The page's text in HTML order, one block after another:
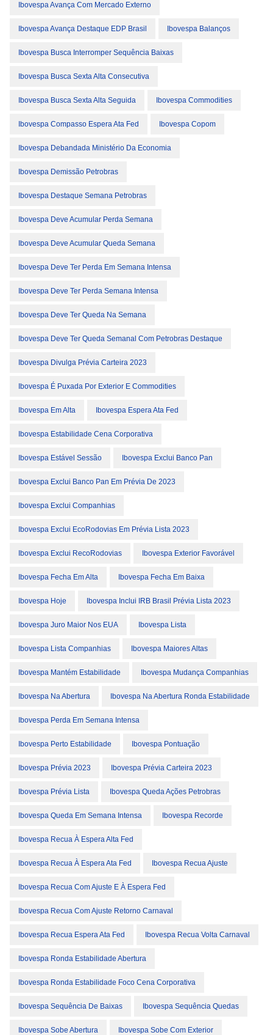
Ibovespa Avança Com Mercado Externo
Ibovespa Avança Destaque EDP Brasil Ibovespa Balanços
Ibovespa Busca Interromper Sequência Baixas
Ibovespa Busca Sexta Alta Consecutiva
Ibovespa Busca Sexta Alta Seguida Ibovespa Commodities
Ibovespa Compasso Espera Ata Fed Ibovespa Copom
Ibovespa Debandada Ministério Da Economia
Ibovespa Demissão Petrobras
Ibovespa Destaque Semana Petrobras
Ibovespa Deve Acumular Perda Semana
Ibovespa Deve Acumular Queda Semana
Ibovespa Deve Ter Perda Em Semana Intensa
Ibovespa Deve Ter Perda Semana Intensa
Ibovespa Deve Ter Queda Na Semana
Ibovespa Deve Ter Queda Semanal Com Petrobras Destaque
Ibovespa Divulga Prévia Carteira 2023
Ibovespa É Puxada Por Exterior E Commodities
Ibovespa Em Alta Ibovespa Espera Ata Fed
Ibovespa Estabilidade Cena Corporativa
Ibovespa Estável Sessão Ibovespa Exclui Banco Pan
Ibovespa Exclui Banco Pan Em Prévia De 2023
Ibovespa Exclui Companhias
Ibovespa Exclui EcoRodovias Em Prévia Lista 2023
Ibovespa Exclui RecoRodovias Ibovespa Exterior Favorável
Ibovespa Fecha Em Alta Ibovespa Fecha Em Baixa
Ibovespa Hoje Ibovespa Inclui IRB Brasil Prévia Lista 2023
Ibovespa Juro Maior Nos EUA Ibovespa Lista
Ibovespa Lista Companhias Ibovespa Maiores Altas
Ibovespa Mantém Estabilidade Ibovespa Mudança Companhias
Ibovespa Na Abertura Ibovespa Na Abertura Ronda Estabilidade
Ibovespa Perda Em Semana Intensa
Ibovespa Perto Estabilidade Ibovespa Pontuação
Ibovespa Prévia 2023 Ibovespa Prévia Carteira 2023
Ibovespa Prévia Lista Ibovespa Queda Ações Petrobras
Ibovespa Queda Em Semana Intensa Ibovespa Recorde
Ibovespa Recua À Espera Alta Fed
Ibovespa Recua À Espera Ata Fed Ibovespa Recua Ajuste
Ibovespa Recua Com Ajuste E À Espera Fed
Ibovespa Recua Com Ajuste Retorno Carnaval
Ibovespa Recua Espera Ata Fed Ibovespa Recua Volta Carnaval
Ibovespa Ronda Estabilidade Abertura
Ibovespa Ronda Estabilidade Foco Cena Corporativa
Ibovespa Sequência De Baixas Ibovespa Sequência Quedas
Ibovespa Sobe Abertura Ibovespa Sobe Com Exterior